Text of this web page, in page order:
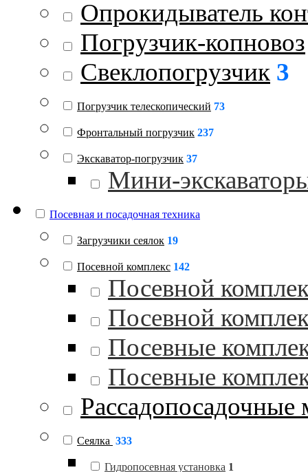
Опрокидыватель
Погрузчик-копновоз
Свеклопогрузчик 3
Погрузчик телескопический 73
Фронтальный погрузчик 237
Экскаватор-погрузчик 37
Мини-
Посевная и посадочная техника
Загрузчики сеялок 19
Посевной комплекс 142
Посевной
Посевной
Посевные
Посевные
Сеялка 333
Гидропосевная установка 1